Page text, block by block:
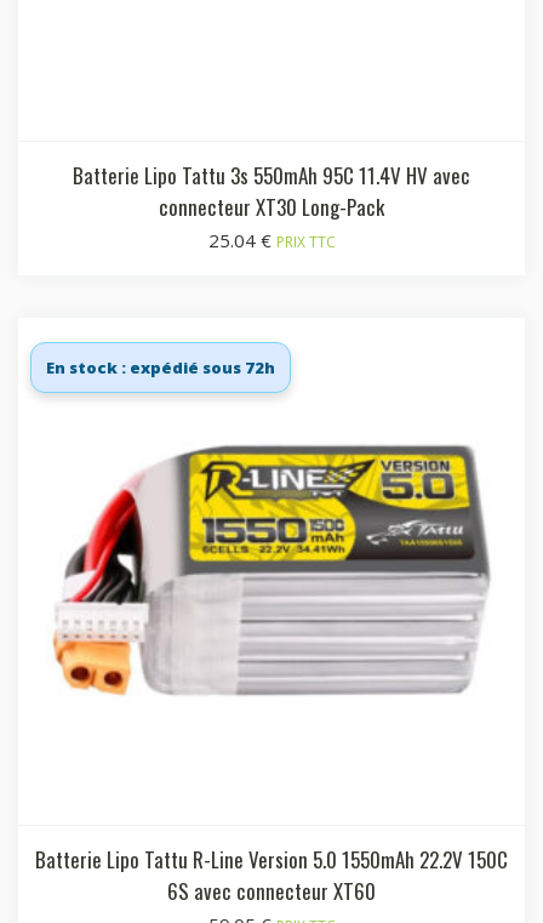
Batterie Lipo Tattu 3s 550mAh 95C 11.4V HV avec
connecteur XT30 Long-Pack
25.04 € PRIX TTC
En stock : expédié sous 72h
Batterie Lipo Tattu R-Line Version 5.0 1550mAh 22.2V 150C
6S avec connecteur XT60